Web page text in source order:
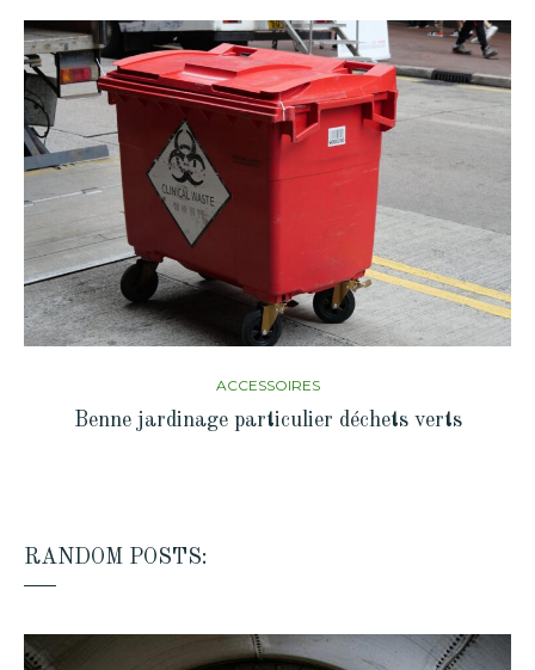
ACCESSOIRES
Benne jardinage particulier déchets verts
RANDOM POSTS: